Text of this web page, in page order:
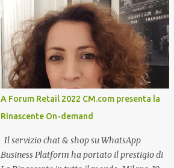
A Forum Retail 2022 CM.com presenta la
Rinascente On-demand
Il servizio chat & shop su WhatsApp
Business Platform ha portato il prestigio di